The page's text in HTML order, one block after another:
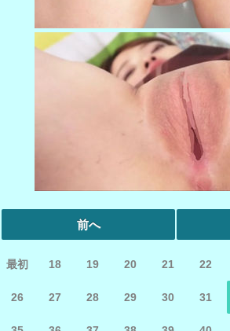
前へ
最初 18 19 20 21 22
26 27 28 29 30 31